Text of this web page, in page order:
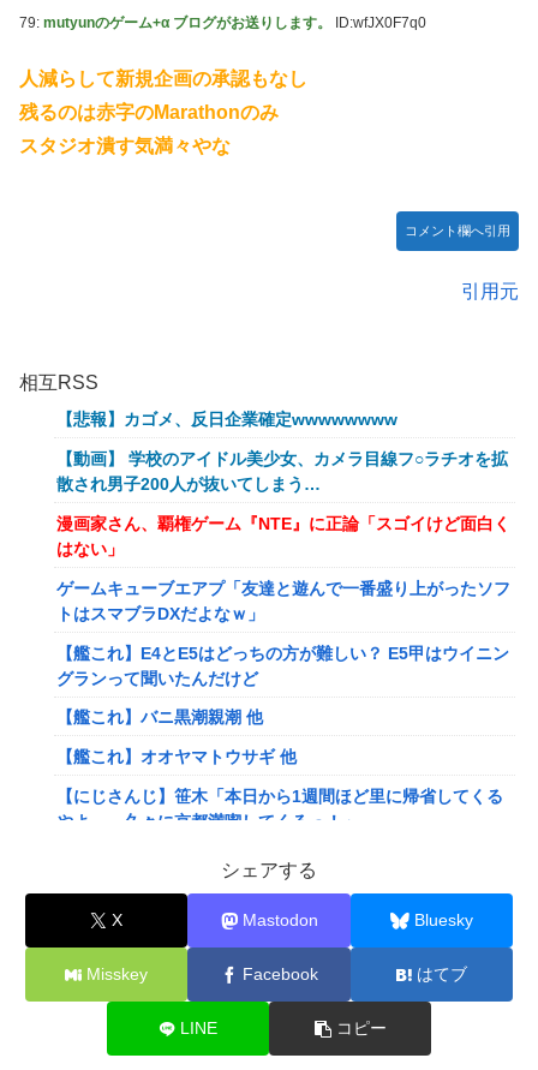
79: mutyunのゲーム+α ブログがお送りします。 ID:wfJX0F7q0
人減らして新規企画の承認もなし
残るのは赤字のMarathonのみ
スタジオ潰す気満々やな
コメント欄へ引用
引用元
相互RSS
【悲報】カゴメ、反日企業確定wwwwwwww
【動画】 学校のアイドル美少女、カメラ目線フ○ラチオを拡
散され男子200人が抜いてしまう…
漫画家さん、覇権ゲーム『NTE』に正論「スゴイけど面白く
はない」
ゲームキューブエアプ「友達と遊んで一番盛り上がったソフ
トはスマブラDXだよなｗ」
【艦これ】E4とE5はどっちの方が難しい？ E5甲はウイニン
グランって聞いたんだけど
【艦これ】バニ黒潮親潮 他
【艦これ】オオヤマトウサギ 他
【にじさんじ】笹木「本日から1週間ほど里に帰省してくる
やよ～。久々に京都満喫してくるっ！」
【にじさんじ】ののは、初の後輩コラボ！あゆゆとおはなし
「なかよくなれるかな？！」【8/7(金)20:00】
【VTuber】Google Play初のトーク番組「選抜！推しナイ
ン発表会」発表へ！8名が推しキャラクターの魅力を語り合
う【8/6(木)18:00】
とーーーーーーーーにおもんない！！！！」→炎上
シェアする
X Mastodon Bluesky
Misskey Facebook はてブ
LINE コピー